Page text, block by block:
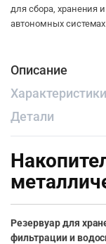
для сбора,
автономных
Описание
Характеристики
Детали
Резервуар для
фильтрации и